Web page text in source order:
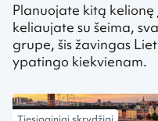
Planuojate kitą
keliaujate su šeima,
grupe, šis žavingas
ypatingo kiekvienam.